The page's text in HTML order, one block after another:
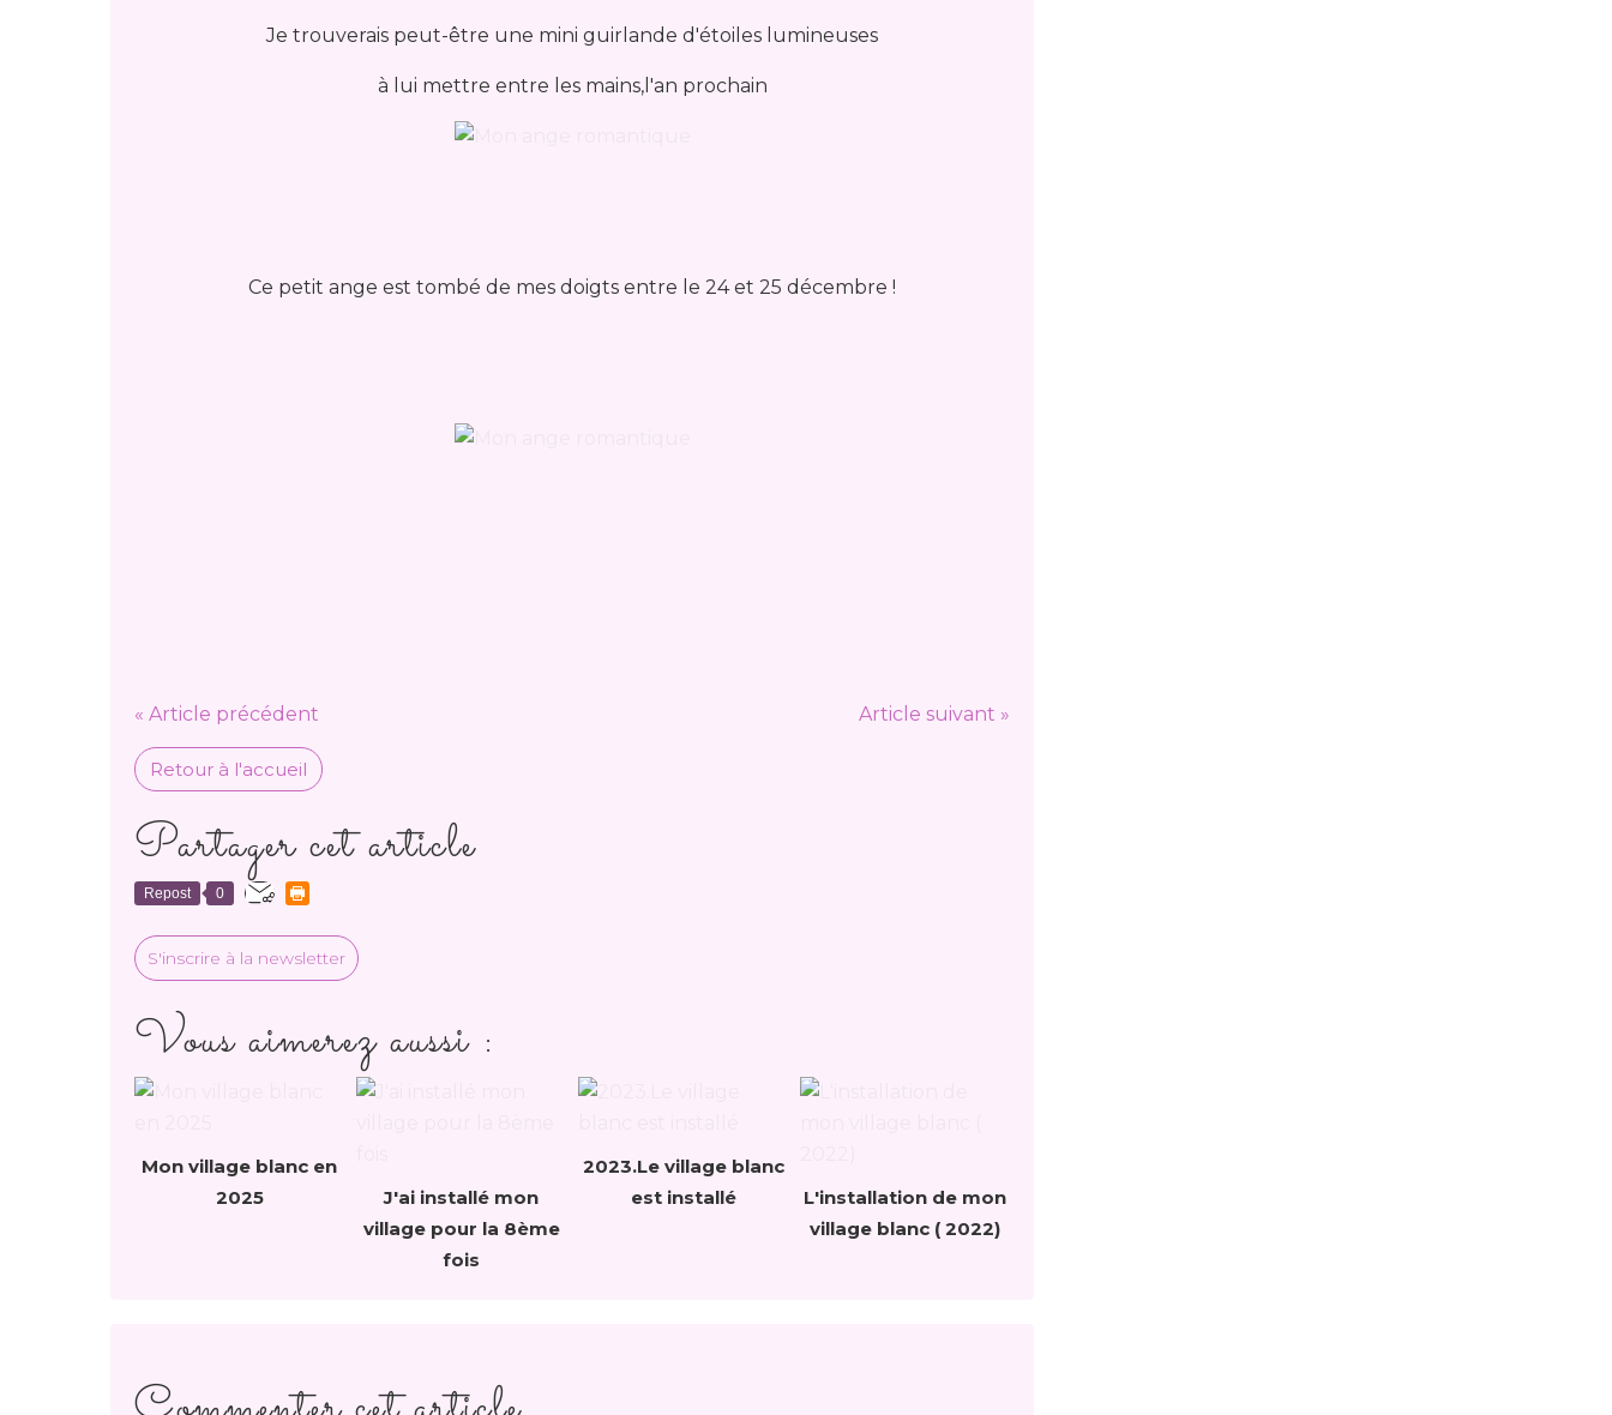
Je trouverais peut-être une mini guirlande d'étoiles lumineuses
à lui mettre entre les mains,l'an prochain
Ce petit ange est tombé de mes doigts entre le 24 et 25 décembre !
« Article précédent Article suivant »
Retour à l'accueil
Partager cet article
Repost 0
S'inscrire à la newsletter
Vous aimerez aussi :
Mon village blanc en
2025
J'ai installé mon
village pour la 8ème
fois
2023.Le village blanc
est installé
L'installation de mon
village blanc ( 2022)